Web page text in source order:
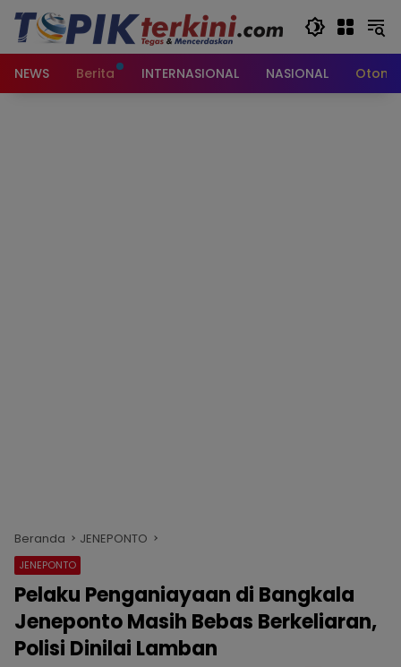
Langsung
konten
NEWS
Berita INTERNASIONAL NASIONAL
Beranda JENEPONTO
JENEPONTO
Pelaku Penganiayaan di Bangkala
Jeneponto Masih Bebas Berkeliaran,
Polisi Dinilai Lamban